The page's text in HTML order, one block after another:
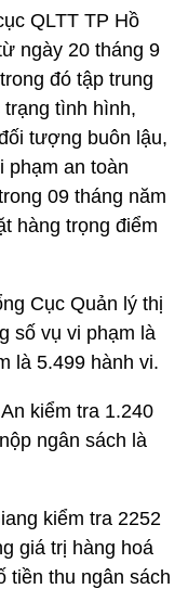
QLTT TP Hồ
ngày 20 tháng 9
đó tập trung
tình hình,
tượng buôn lậu,
phạm an toàn
09 tháng năm
hàng trọng điểm
Cục Quản lý thị
số vụ vi phạm là
là 5.499 hành vi.
kiểm tra 1.240
ngân sách là
kiểm tra 2252
giá trị hàng hoá
tiền thu ngân sách